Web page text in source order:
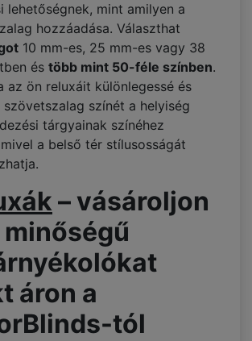
lehetőségnek, mint amilyen a
hozzáadása. Választhat
10 mm-es, 25 mm-es vagy 38
és több mint 50-féle színben.
az ön reluxáit különlegessé és
szövetszalag színét a helyiség
tárgyainak színéhez
a belső tér stílusosságát
– vásároljon
áron a
tól